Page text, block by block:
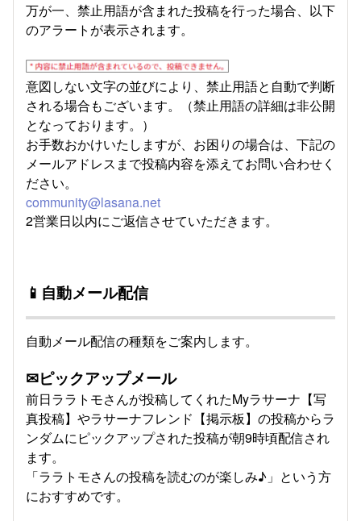
万が一、禁止用語が含まれた投稿を行った場合、以下
のアラートが表示されます。
意図しない文字の並びにより、禁止用語と自動で判断
される場合もございます。（禁止用語の詳細は非公開
となっております。）
お手数おかけいたしますが、お困りの場合は、下記の
メールアドレスまで投稿内容を添えてお問い合わせく
ださい。
community@lasana.net
2営業日以内にご返信させていただきます。
📱自動メール配信
自動メール配信の種類をご案内します。
✉ピックアップメール
前日ララトモさんが投稿してくれたMyラサーナ【写
真投稿】やラサーナフレンド【掲示板】の投稿からラ
ンダムにピックアップされた投稿が朝9時頃配信され
ます。
「ララトモさんの投稿を読むのが楽しみ♪」という方
におすすめです。